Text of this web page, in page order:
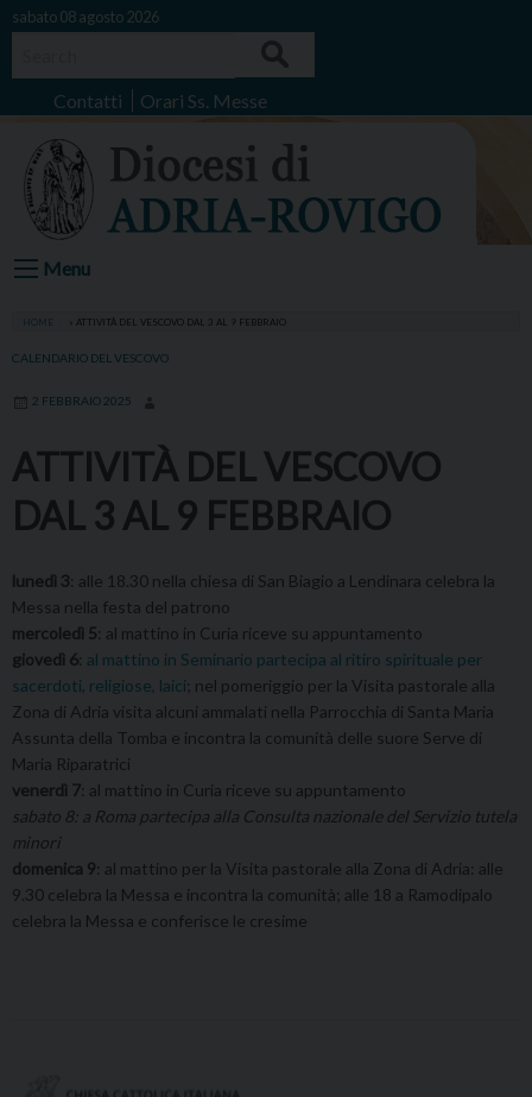
Skip
sabato 08 agosto 2026
Contatti Orari Ss. Messe
Menu
HOME ATTIVITÀ DEL VESCOVO DAL 3 AL 9 FEBBRAIO
CALENDARIO DEL VESCOVO
2 FEBBRAIO 2025
ATTIVITÀ DEL VESCOVO
DAL 3 AL 9 FEBBRAIO
lunedì 3: alle 18.30 nella chiesa di San Biagio a Lendinara celebra la
Messa nella festa del patrono
mercoledì 5: al mattino in Curia riceve su appuntamento
giovedì 6: al mattino in Seminario partecipa al ritiro spirituale per
sacerdoti, religiose, laici; nel pomeriggio per la Visita pastorale alla
Zona di Adria visita alcuni ammalati nella Parrocchia di Santa Maria
Assunta della Tomba e incontra la comunità delle suore Serve di
Maria Riparatrici
venerdì 7: al mattino in Curia riceve su appuntamento
sabato 8: a Roma partecipa alla Consulta nazionale del Servizio tutela
minori
domenica 9: al mattino per la Visita pastorale alla Zona di Adria: alle
9.30 celebra la Messa e incontra la comunità; alle 18 a Ramodipalo
celebra la Messa e conferisce le cresime